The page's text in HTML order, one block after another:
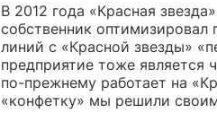
В 2012 года «Красная
собственник оптимизировал
линий с «Красной звезды»
предприятие тоже является
по-прежнему работает на
«конфетку» мы решили